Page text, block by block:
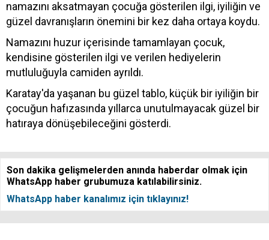
namazını aksatmayan çocuğa gösterilen ilgi, iyiliğin ve
güzel davranışların önemini bir kez daha ortaya koydu.
Namazını huzur içerisinde tamamlayan çocuk,
kendisine gösterilen ilgi ve verilen hediyelerin
mutluluğuyla camiden ayrıldı.
Karatay'da yaşanan bu güzel tablo, küçük bir iyiliğin bir
çocuğun hafızasında yıllarca unutulmayacak güzel bir
hatıraya dönüşebileceğini gösterdi.
Son dakika gelişmelerden anında haberdar olmak için
WhatsApp haber grubumuza katılabilirsiniz.
WhatsApp haber kanalımız için tıklayınız!